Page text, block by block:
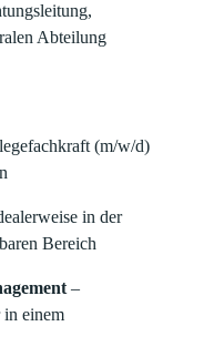
Abteilung
(m/w/d)
in der
Bereich
–
in einem